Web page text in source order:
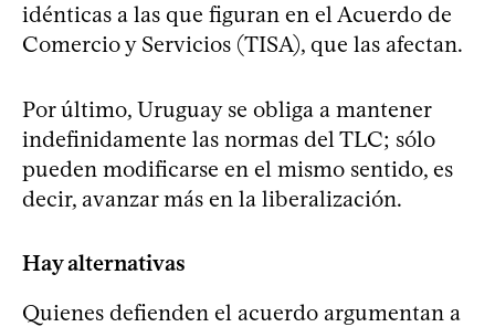
idénticas a las que figuran en el Acuerdo de
Comercio y Servicios (TISA), que las afectan.
Por último, Uruguay se obliga a mantener
indefinidamente las normas del TLC; sólo
pueden modificarse en el mismo sentido, es
decir, avanzar más en la liberalización.
Hay alternativas
Quienes defienden el acuerdo argumentan a